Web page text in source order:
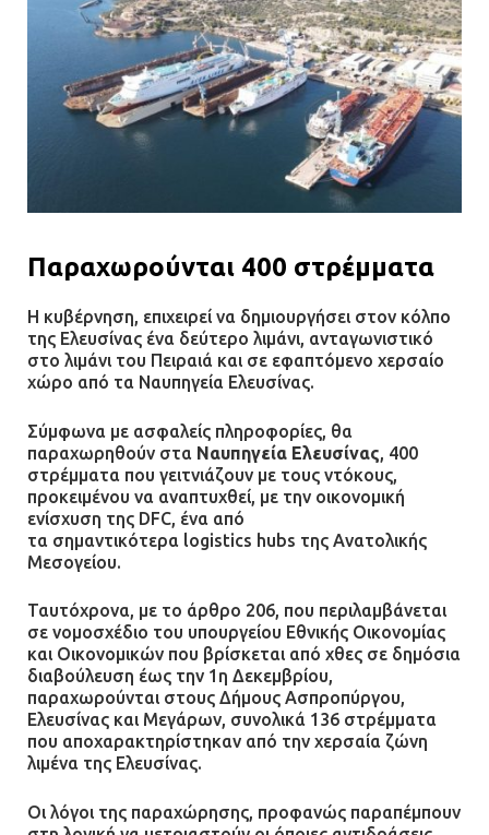
Παραχωρούνται 400 στρέμματα
Η κυβέρνηση, επιχειρεί να δημιουργήσει στον κόλπο
της Ελευσίνας ένα δεύτερο λιμάνι, ανταγωνιστικό
στο λιμάνι του Πειραιά και σε εφαπτόμενο χερσαίο
χώρο από τα Ναυπηγεία Ελευσίνας.
Σύμφωνα με ασφαλείς πληροφορίες, θα
παραχωρηθούν στα Ναυπηγεία Ελευσίνας, 400
στρέμματα που γειτνιάζουν με τους ντόκους,
προκειμένου να αναπτυχθεί, με την οικονομική
ενίσχυση της DFC, ένα από
τα σημαντικότερα logistics hubs της Ανατολικής
Μεσογείου.
Ταυτόχρονα, με το άρθρο 206, που περιλαμβάνεται
σε νομοσχέδιο του υπουργείου Εθνικής Οικονομίας
και Οικονομικών που βρίσκεται από χθες σε δημόσια
διαβούλευση έως την 1η Δεκεμβρίου,
παραχωρούνται στους Δήμους Ασπροπύργου,
Ελευσίνας και Μεγάρων, συνολικά 136 στρέμματα
που αποχαρακτηρίστηκαν από την χερσαία ζώνη
λιμένα της Ελευσίνας.
Οι λόγοι της παραχώρησης, προφανώς παραπέμπουν